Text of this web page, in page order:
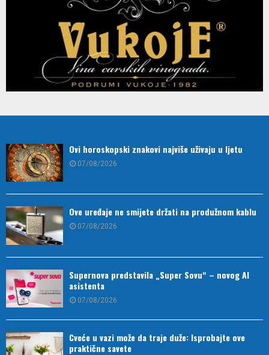
Ovi horoskopski znakovi najviše uživaju u ljetu
07/08/2026
Ove uređaje ne smijete držati na produžnom kablu
07/08/2026
Supernova predstavila „Super Sovu“ – novog AI
asistenta
07/08/2026
Cveće u vazi može da traje duže: Isprobajte ove
praktične savete